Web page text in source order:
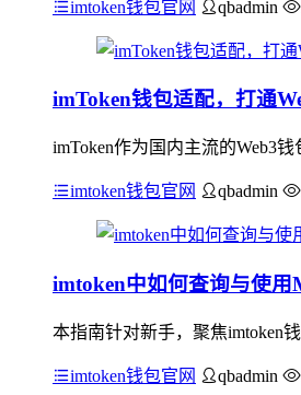
imtoken钱包官网 qbadmin
imToken钱包适配，打通
imToken作为国内主流的Web3
imtoken钱包官网 qbadmin
imtoken中如何查询与使
本指南针对新手，聚焦imtoken
imtoken钱包官网 qbadmin